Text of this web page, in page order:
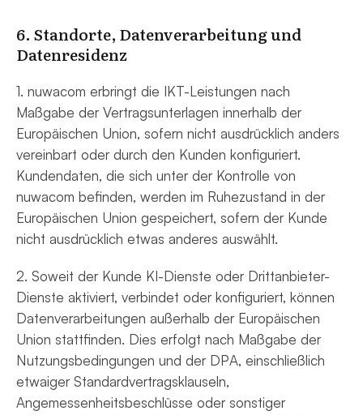
6. Standorte, Datenverarbeitung und
Datenresidenz
1. nuwacom erbringt die IKT-Leistungen nach
Maßgabe der Vertragsunterlagen innerhalb der
Europäischen Union, sofern nicht ausdrücklich anders
vereinbart oder durch den Kunden konfiguriert.
Kundendaten, die sich unter der Kontrolle von
nuwacom befinden, werden im Ruhezustand in der
Europäischen Union gespeichert, sofern der Kunde
nicht ausdrücklich etwas anderes auswählt.
2. Soweit der Kunde KI-Dienste oder Drittanbieter-
Dienste aktiviert, verbindet oder konfiguriert, können
Datenverarbeitungen außerhalb der Europäischen
Union stattfinden. Dies erfolgt nach Maßgabe der
Nutzungsbedingungen und der DPA, einschließlich
etwaiger Standardvertragsklauseln,
Angemessenheitsbeschlüsse oder sonstiger